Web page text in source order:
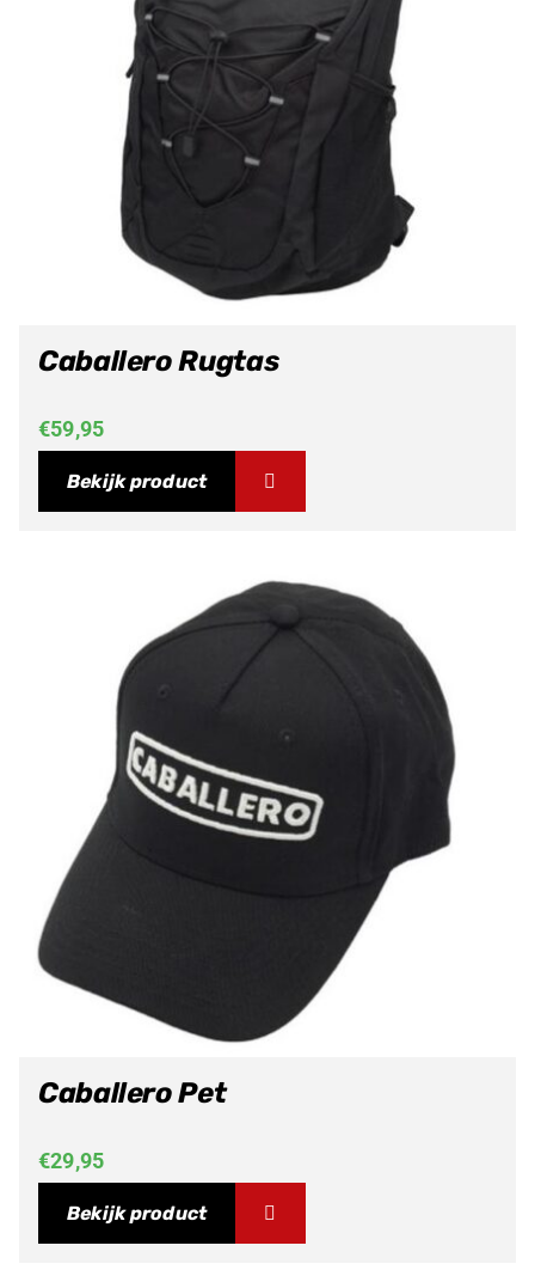
Caballero Rugtas
€59,95
Bekijk product
Caballero Pet
€29,95
Bekijk product